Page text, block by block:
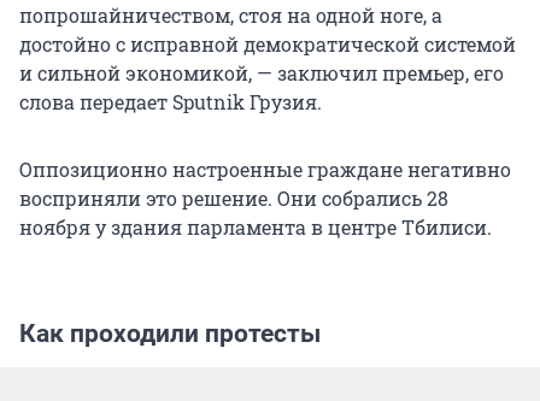
попрошайничеством, стоя на одной ноге, а
достойно с исправной демократической системой
и сильной экономикой, — заключил премьер, его
слова передает Sputnik Грузия.
Оппозиционно настроенные граждане негативно
восприняли это решение. Они собрались 28
ноября у здания парламента в центре Тбилиси.
Как проходили протесты